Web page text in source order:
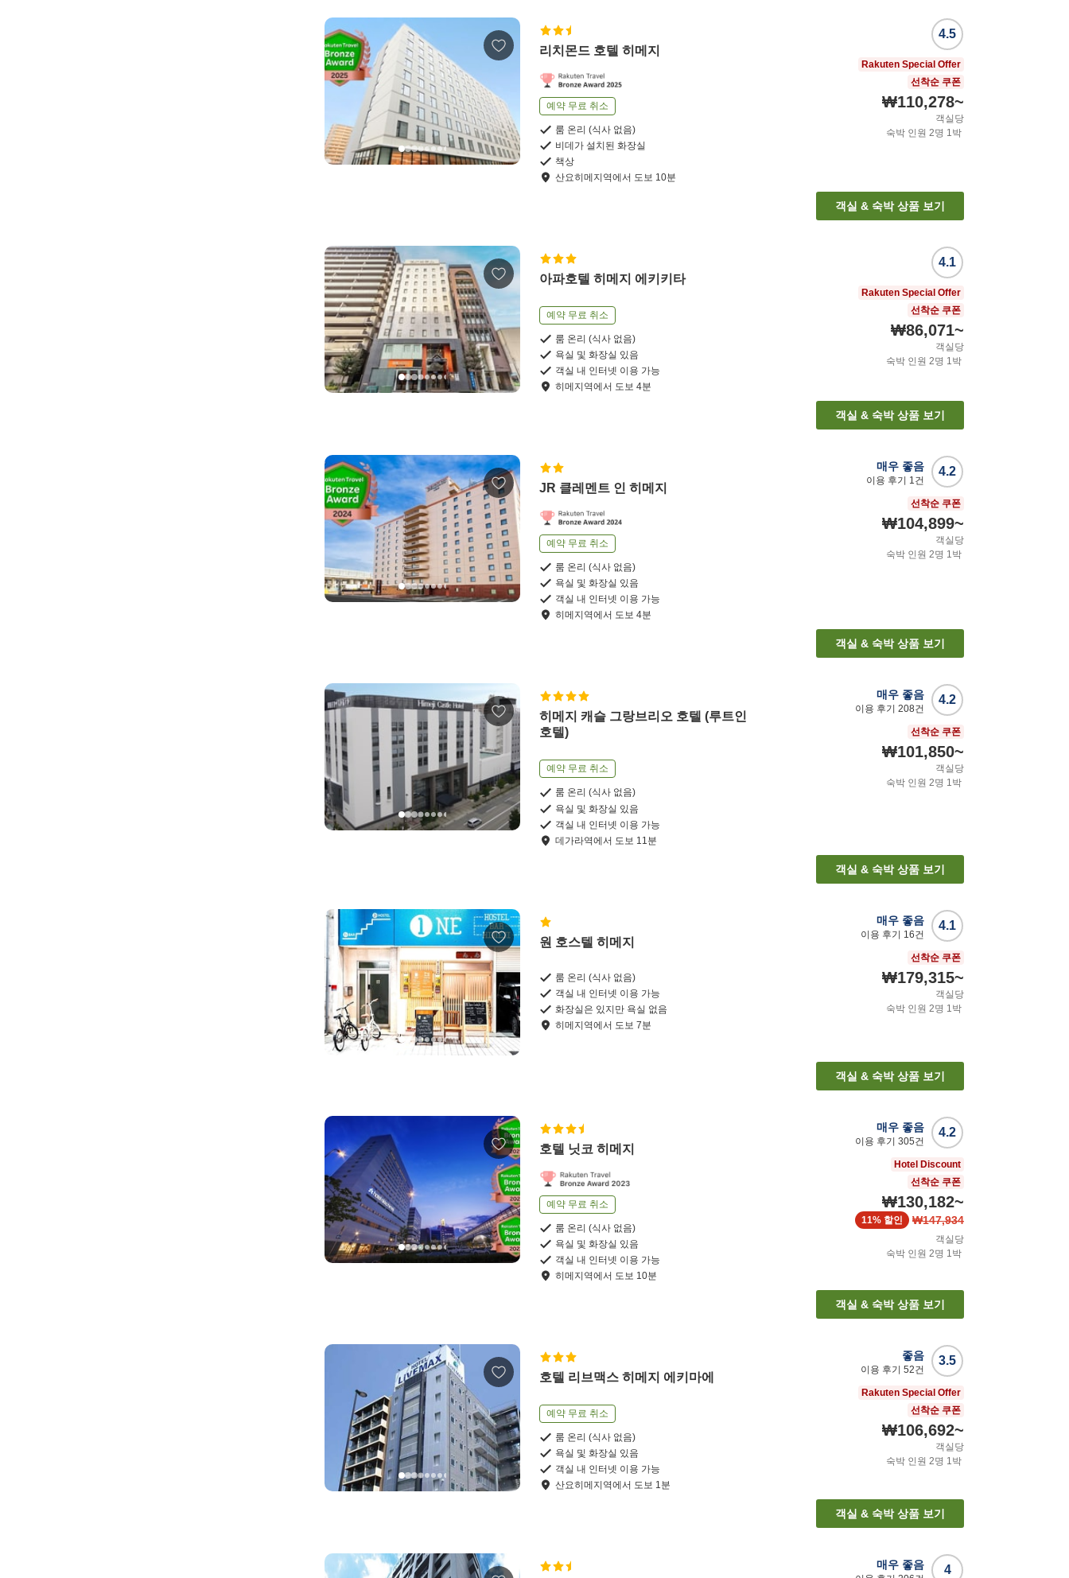
리치몬드 호텔 히메지
예약 무료 취소
룸 온리 (식사 없음)
비데가 설치된 화장실
책상
산요히메지역에서 도보 10분
4.5
Rakuten Special Offer
선착순 쿠폰
₩110,278~
객실당
숙박 인원 2명 1박
객실 & 숙박 상품 보기
아파호텔 히메지 에키키타
예약 무료 취소
룸 온리 (식사 없음)
욕실 및 화장실 있음
객실 내 인터넷 이용 가능
히메지역에서 도보 4분
4.1
Rakuten Special Offer
선착순 쿠폰
₩86,071~
객실당
숙박 인원 2명 1박
객실 & 숙박 상품 보기
JR 클레멘트 인 히메지
예약 무료 취소
룸 온리 (식사 없음)
욕실 및 화장실 있음
객실 내 인터넷 이용 가능
히메지역에서 도보 4분
4.2
매우 좋음
이용 후기 1건
선착순 쿠폰
₩104,899~
객실당
숙박 인원 2명 1박
객실 & 숙박 상품 보기
히메지 캐슬 그랑브리오 호텔 (루트인
호텔)
예약 무료 취소
룸 온리 (식사 없음)
욕실 및 화장실 있음
객실 내 인터넷 이용 가능
데가라역에서 도보 11 분
4.2
매우 좋음
이용 후기 208건
선착순 쿠폰
₩101,850~
객실당
숙박 인원 2명 1박
객실 & 숙박 상품 보기
원 호스텔 히메지
룸 온리 (식사 없음)
객실 내 인터넷 이용 가능
화장실은 있지만 욕실 없음
히메지역에서 도보 7분
4.1
매우 좋음
이용 후기 16건
선착순 쿠폰
₩179,315~
객실당
숙박 인원 2명 1 박
객실 & 숙박 상품 보기
호텔 닛코 히메지
예약 무료 취소
룸 온리 (식사 없음)
욕실 및 화장실 있음
객실 내 인터넷 이용 가능
히메지역에서 도보 10분
4.2
매우 좋음
이용 후기 305건
Hotel Discount
선착순 쿠폰
₩130,182~
₩147,934
11% 할인
객실당
숙박 인원 2명 1박
객실 & 숙박 상품 보기
호텔 리브맥스 히메지 에키마에
예약 무료 취소
룸 온리 (식사 없음)
욕실 및 화장실 있음
객실 내 인터넷 이용 가능
산요히메지역에서 도보 1분
3.5
좋음
이용 후기 52건
Rakuten Special Offer
선착순 쿠폰
₩106,692~
객실당
숙박 인원 2명 1박
객실 & 숙박 상품 보기
4
매우 좋음